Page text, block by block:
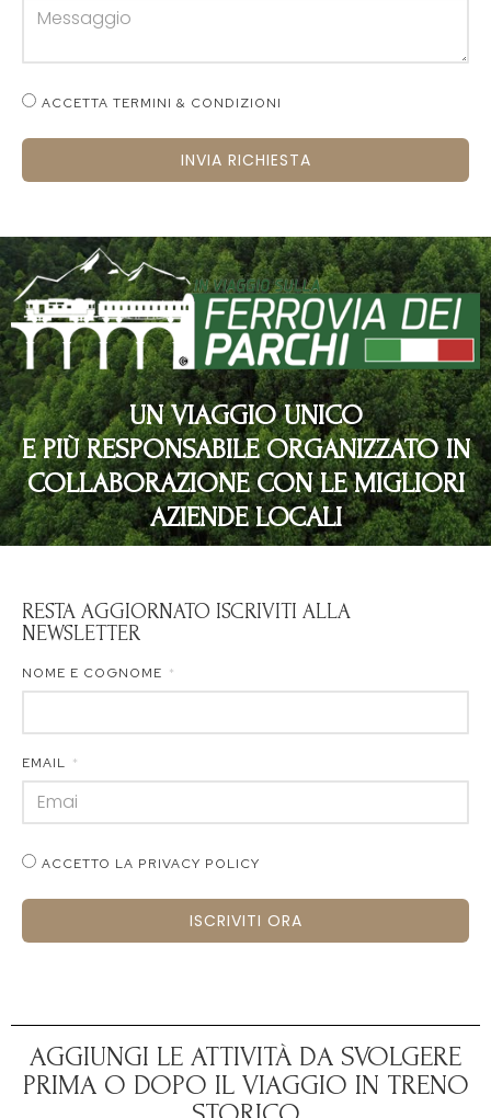
ACCETTA TERMINI & CONDIZIONI
INVIA RICHIESTA
UN VIAGGIO UNICO
E PIÙ RESPONSABILE ORGANIZZATO IN
COLLABORAZIONE CON LE MIGLIORI
AZIENDE LOCALI
RESTA AGGIORNATO ISCRIVITI ALLA
NEWSLETTER
NOME E COGNOME
EMAIL
ACCETTO LA PRIVACY POLICY
ISCRIVITI ORA
AGGIUNGI LE ATTIVITÀ DA SVOLGERE
PRIMA O DOPO IL VIAGGIO IN TRENO